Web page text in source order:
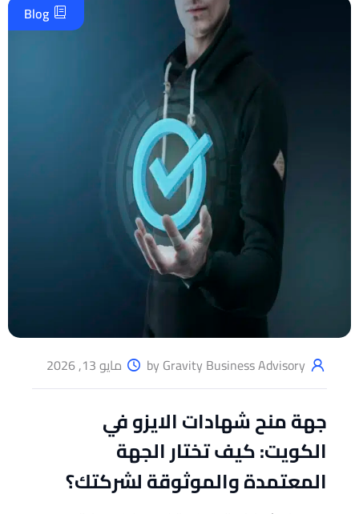
Blog
by Gravity Business Advisory مايو 13, 2026
جهة منح شهادات الايزو في
الكويت: كيف تختار الجهة
المعتمدة والموثوقة لشركتك؟